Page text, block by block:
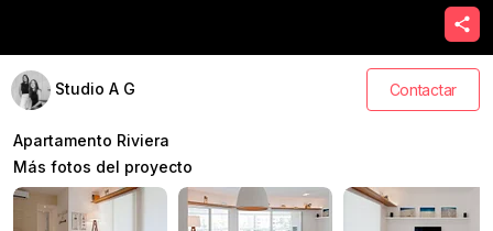
Studio A G Contactar
Apartamento Riviera
Más fotos del proyecto